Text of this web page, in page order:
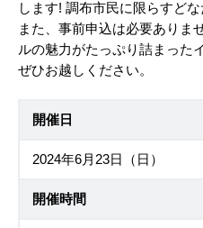
します! 調布市民に限らすど
また、事前申込は必要ありま
ルの魅力がたっぷり詰まった
ぜひお越しください。
開催日
2024年6月23日（日）
開催時間